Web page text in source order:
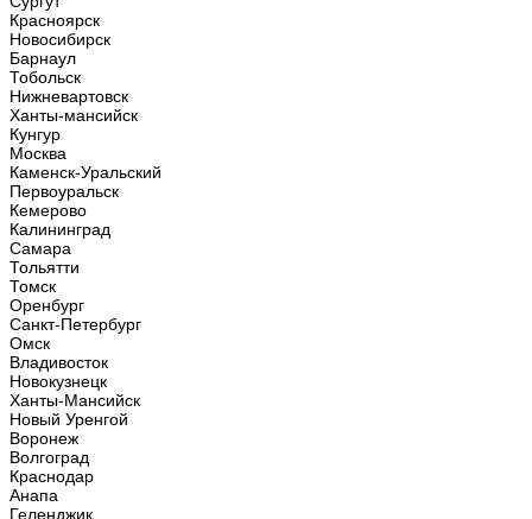
Красноярск
Новосибирск
Барнаул
Тобольск
Нижневартовск
Ханты-мансийск
Кунгур
Москва
Каменск-Уральский
Первоуральск
Кемерово
Калининград
Самара
Тольятти
Томск
Оренбург
Санкт-Петербург
Омск
Владивосток
Новокузнецк
Ханты-Мансийск
Новый Уренгой
Воронеж
Волгоград
Краснодар
Анапа
Геленджик